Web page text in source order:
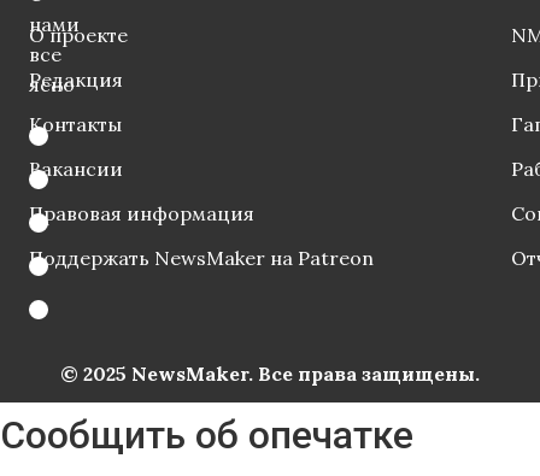
нами
все
ясно
О проекте
Редакция
Контакты
Вакансии
Правовая информация
Поддержать NewsMaker на Patreon
© 2025 NewsMaker. Все права защищены.
Сообщить об опечатке